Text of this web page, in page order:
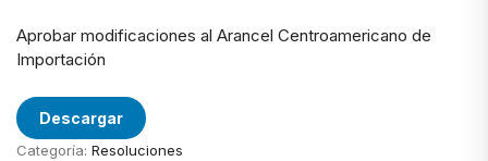
Aprobar modificaciones al Arancel Centroamericano de
Importación
Descargar
Categoría: Resoluciones